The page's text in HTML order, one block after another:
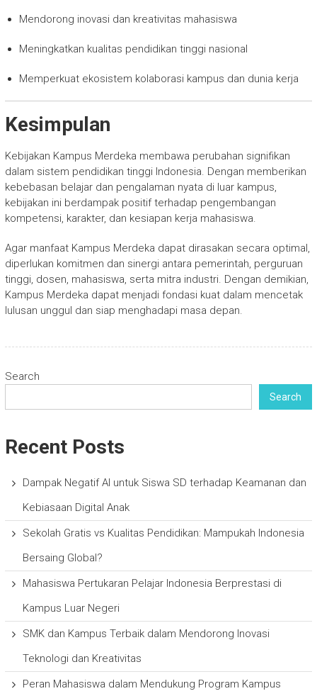
Mendorong inovasi dan kreativitas mahasiswa
Meningkatkan kualitas pendidikan tinggi nasional
Memperkuat ekosistem kolaborasi kampus dan dunia kerja
Kesimpulan
Kebijakan Kampus Merdeka membawa perubahan signifikan
dalam sistem pendidikan tinggi Indonesia. Dengan memberikan
kebebasan belajar dan pengalaman nyata di luar kampus,
kebijakan ini berdampak positif terhadap pengembangan
kompetensi, karakter, dan kesiapan kerja mahasiswa.
Agar manfaat Kampus Merdeka dapat dirasakan secara optimal,
diperlukan komitmen dan sinergi antara pemerintah, perguruan
tinggi, dosen, mahasiswa, serta mitra industri. Dengan demikian,
Kampus Merdeka dapat menjadi fondasi kuat dalam mencetak
lulusan unggul dan siap menghadapi masa depan.
Search
Search
Recent Posts
Dampak Negatif AI untuk Siswa SD terhadap Keamanan dan
Kebiasaan Digital Anak
Sekolah Gratis vs Kualitas Pendidikan: Mampukah Indonesia
Bersaing Global?
Mahasiswa Pertukaran Pelajar Indonesia Berprestasi di
Kampus Luar Negeri
SMK dan Kampus Terbaik dalam Mendorong Inovasi
Teknologi dan Kreativitas
Peran Mahasiswa dalam Mendukung Program Kampus